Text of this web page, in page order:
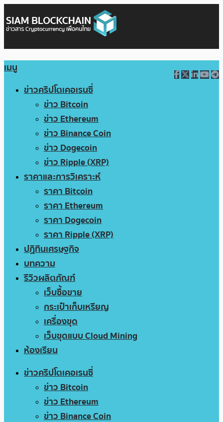
เมนู
ข่าวคริปโตเคอเรนซี่
ข่าว Bitcoin
ข่าว Ethereum
ข่าว Binance Coin
ข่าว Dogecoin
ข่าว Ripple (XRP)
ราคาและการวิเคราะห์
ราคา Bitcoin
ราคา Ethereum
ราคา Dogecoin
ราคา Ripple (XRP)
ปฏิทินเศรษฐกิจ
บทความ
รีวิวผลิตภัณฑ์
เว็บซื้อขาย
กระเป๋าเก็บเหรียญ
เครื่องขุด
เว็บขุดแบบ Cloud Mining
ห้องเรียน
ข่าวคริปโตเคอเรนซี่
ข่าว Bitcoin
ข่าว Ethereum
ข่าว Binance Coin